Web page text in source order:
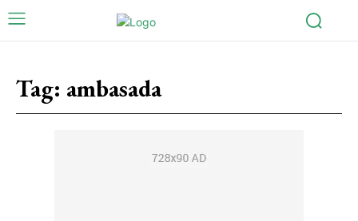
Tag: ambasada